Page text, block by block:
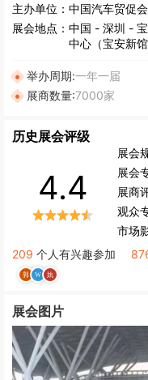
主办单位： 中国汽车贸促
展会地点： 中国 - 深圳 -
中心（宝安新馆
举办周期:一年一届
展商数量:7000家
历史展会评级
4.4
展会
展会
展商
观众
市场
209 个人有兴趣参加
展会图片